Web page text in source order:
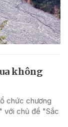
không
chức chương
với chủ đề "Sắc